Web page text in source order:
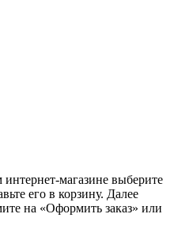
магазине выберите
его в корзину. Далее
на «Оформить заказ» или